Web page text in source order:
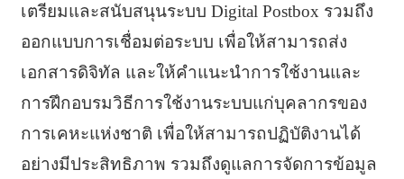
เตรียมและสนับสนุนระบบ Digital Postbox รวมถึง
ออกแบบการเชื่อมต่อระบบ เพื่อให้สามารถส่ง
เอกสารดิจิทัล และให้คำแนะนำการใช้งานและ
การฝึกอบรมวิธีการใช้งานระบบแก่บุคลากรของ
การเคหะแห่งชาติ เพื่อให้สามารถปฏิบัติงานได้
อย่างมีประสิทธิภาพ รวมถึงดูแลการจัดการข้อมูล